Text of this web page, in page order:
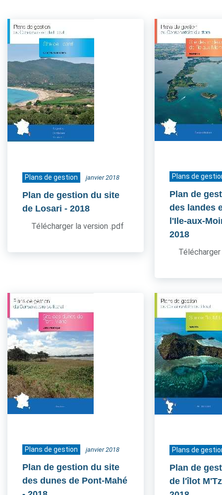
Plans de gestion janvier 2018
Plan de gestion du site
de Losari - 2018
Télécharger la version .pdf
Plans de
Plan de
des landes
l'Ile-aux-
2018
Plans de gestion janvier 2018
Plan de gestion du site
des dunes de Pont-Mahé
Plans de
Plan de
de l'îlot